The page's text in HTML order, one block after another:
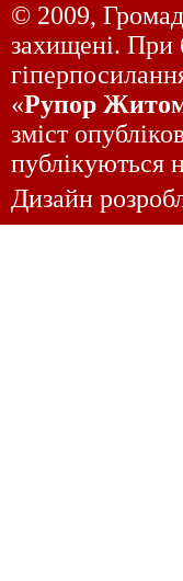
© 2009,
захищені. При
«Рупор
зміст
публікуються
Дизайн